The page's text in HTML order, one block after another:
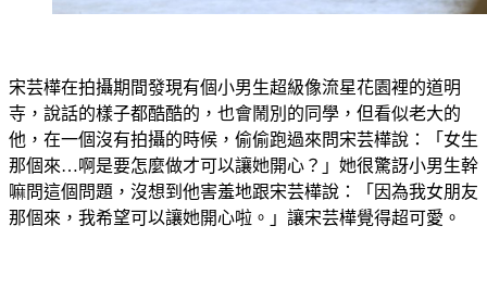
宋芸樺在拍攝期間發現有個小男生超級像流星花園裡的道明
寺，說話的樣子都酷酷的，也會鬧別的同學，但看似老大的
他，在一個沒有拍攝的時候，偷偷跑過來問宋芸樺說：「女生
那個來…啊是要怎麼做才可以讓她開心？」她很驚訝小男生幹
嘛問這個問題，沒想到他害羞地跟宋芸樺說：「因為我女朋友
那個來，我希望可以讓她開心啦。」讓宋芸樺覺得超可愛。